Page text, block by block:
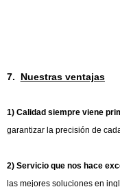
7. Nuestras ventajas
1) Calidad siempre viene
garantizar la precisión de
2) Servicio que nos hace
las mejores soluciones en